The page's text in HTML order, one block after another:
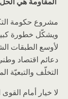
مشروع حكومة
ويشكّل خطورة
لأوسع الطبقات
دعائم اقتصاد
التخلّف والتبعيّة
لا خيار أمام